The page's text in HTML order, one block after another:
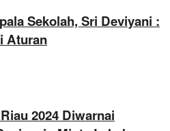
Sekolah, Sri Deviyani :
Aturan
2024 Diwarnai